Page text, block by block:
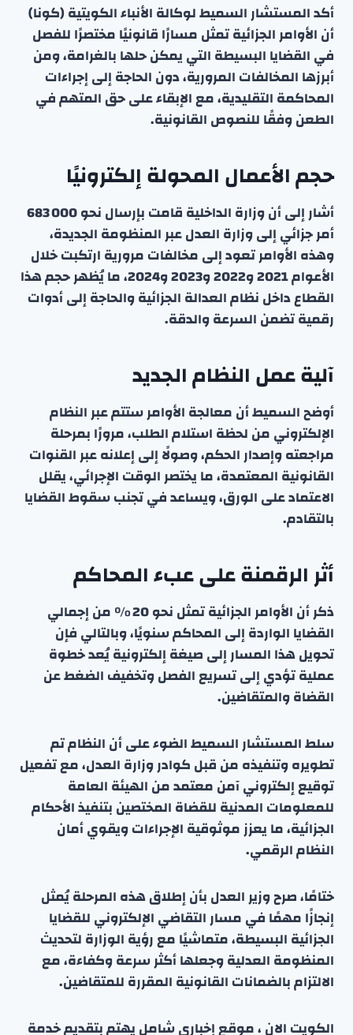
أكد المستشار السميط لوكالة الأنباء الكويتية (كونا)
أن الأوامر الجزائية تمثل مسارًا قانونيًا مختصرًا للفصل
في القضايا البسيطة التي يمكن حلها بالغرامة، ومن
أبرزها المخالفات المرورية، دون الحاجة إلى إجراءات
المحاكمة التقليدية، مع الإبقاء على حق المتهم في
الطعن وفقًا للنصوص القانونية.
حجم الأعمال المحولة إلكترونيًا
أشار إلى أن وزارة الداخلية قامت بإرسال نحو 683 000
أمر جزائي إلى وزارة العدل عبر المنظومة الجديدة،
وهذه الأوامر تعود إلى مخالفات مرورية ارتكبت خلال
الأعوام 2021 و2022 و2023 و2024، ما يُظهر حجم هذا
القطاع داخل نظام العدالة الجزائية والحاجة إلى أدوات
رقمية تضمن السرعة والدقة.
آلية عمل النظام الجديد
أوضح السميط أن معالجة الأوامر ستتم عبر النظام
الإلكتروني من لحظة استلام الطلب، مرورًا بمرحلة
مراجعته وإصدار الحكم، وصولًا إلى إعلانه عبر القنوات
القانونية المعتمدة، ما يختصر الوقت الإجرائي، يقلل
الاعتماد على الورق، ويساعد في تجنب سقوط القضايا
بالتقادم.
أثر الرقمنة على عبء المحاكم
ذكر أن الأوامر الجزائية تمثل نحو 20 % من إجمالي
القضايا الواردة إلى المحاكم سنويًا، وبالتالي فإن
تحويل هذا المسار إلى صيغة إلكترونية يُعد خطوة
عملية تؤدي إلى تسريع الفصل وتخفيف الضغط عن
القضاة والمتقاضين.
سلط المستشار السميط الضوء على أن النظام تم
تطويره وتنفيذه من قبل كوادر وزارة العدل، مع تفعيل
توقيع إلكتروني آمن معتمد من الهيئة العامة
للمعلومات المدنية للقضاة المختصين بتنفيذ الأحكام
الجزائية، ما يعزز موثوقية الإجراءات ويقوي أمان
النظام الرقمي.
ختامًا، صرح وزير العدل بأن إطلاق هذه المرحلة يُمثل
إنجازًا مهمًا في مسار التقاضي الإلكتروني للقضايا
الجزائية البسيطة، متماشيًا مع رؤية الوزارة لتحديث
المنظومة العدلية وجعلها أكثر سرعة وكفاءة، مع
الالتزام بالضمانات القانونية المقررة للمتقاضين.
الكويت الان ، موقع إخباري شامل يهتم بتقديم خدمة